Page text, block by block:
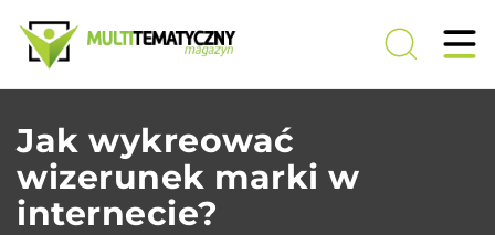
Jak wykreować
wizerunek marki w
internecie?